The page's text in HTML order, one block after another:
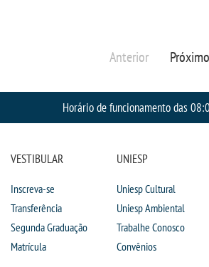
Anterior Próximo
Horário de funcionamento das
VESTIBULAR
Inscreva-se
Transferência
Segunda Graduação
Matrícula
UNIESP
Uniesp Cultural
Uniesp Ambiental
Trabalhe Conosco
Convênios